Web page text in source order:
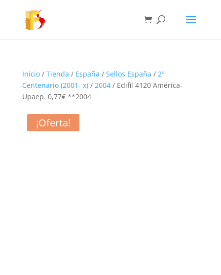
Inicio/ Tienda / España / Sellos España / 2º
Centenario (2001- x)/ 2004/ Edifil 4120 América-
Upaep. 0,77€ **2004
¡Oferta!